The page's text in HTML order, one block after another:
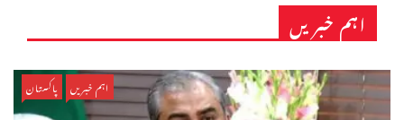
اہم خبریں
اہم خبریں پاکستان